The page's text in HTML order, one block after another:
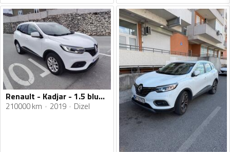
Renault - Kadjar - 1.5 blue dci
210000 km 2019 Dizel